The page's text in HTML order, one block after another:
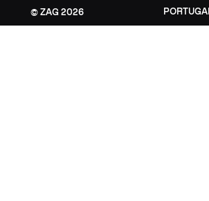
ZAG 2026